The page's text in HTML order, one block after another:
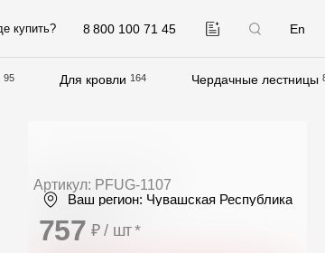
8 800 100 71 45 En
купить?
95 Для кровли 164 Чердачные лестницы
фасадов
Артикул: PFUG-1107
757 ₽ / шт*
Ваш регион: Чувашская Республика